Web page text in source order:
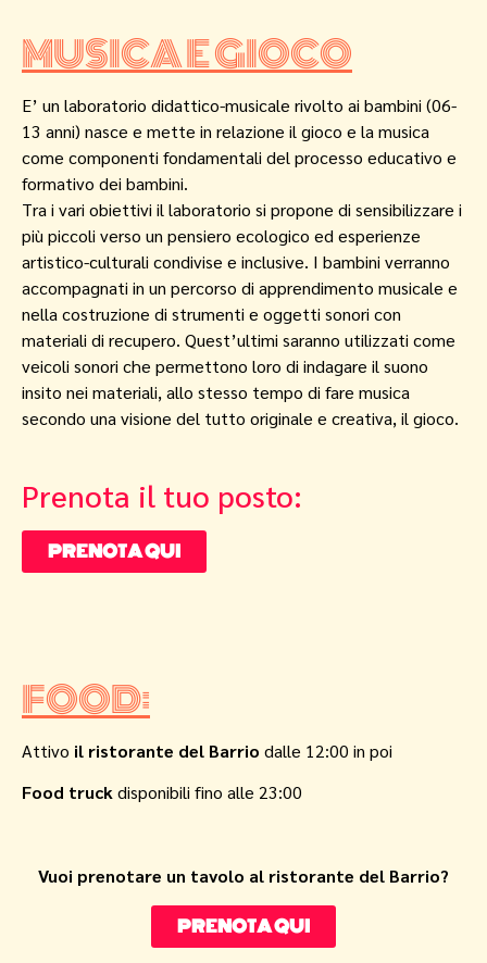
MUSICA E GIOCO
E’ un laboratorio didattico-musicale rivolto ai bambini (06-
13 anni) nasce e mette in relazione il gioco e la musica
come componenti fondamentali del processo educativo e
formativo dei bambini.
Tra i vari obiettivi il laboratorio si propone di sensibilizzare i
più piccoli verso un pensiero ecologico ed esperienze
artistico-culturali condivise e inclusive. I bambini verranno
accompagnati in un percorso di apprendimento musicale e
nella costruzione di strumenti e oggetti sonori con
materiali di recupero. Quest’ultimi saranno utilizzati come
veicoli sonori che permettono loro di indagare il suono
insito nei materiali, allo stesso tempo di fare musica
secondo una visione del tutto originale e creativa, il gioco.
Prenota il tuo posto:
PRENOTA QUI
FOOD:
Attivo il ristorante del Barrio dalle 12:00 in poi
Food truckdisponibili fino alle 23:00
Vuoi prenotare un tavolo al ristorante del Barrio?
PRENOTA QUI